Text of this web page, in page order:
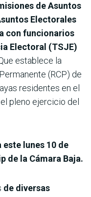
de Asuntos
Electorales
con funcionarios
Electoral (TSJE)
establece la
(RCP) de
residentes en el
pleno ejercicio del
lunes 10 de
de la Cámara Baja.
de diversas